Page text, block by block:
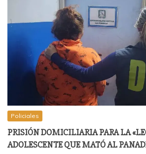
Policiales
PRISIÓN DOMICILIARIA PARA LA
ADOLESCENTE QUE MATÓ AL